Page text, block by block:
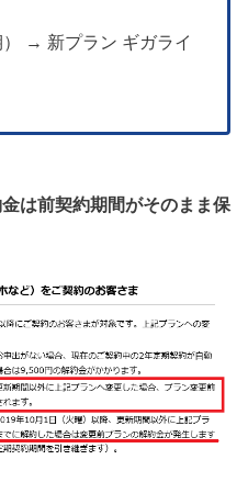
→ 新プラン ギガライ
は前契約期間がそのまま保